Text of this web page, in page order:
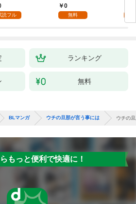
読フル
ブ～(1)
0
無料
ランキング
無料
BLマンガ ウチの旦那が言う事には ウチの
もっと便利で快適に！